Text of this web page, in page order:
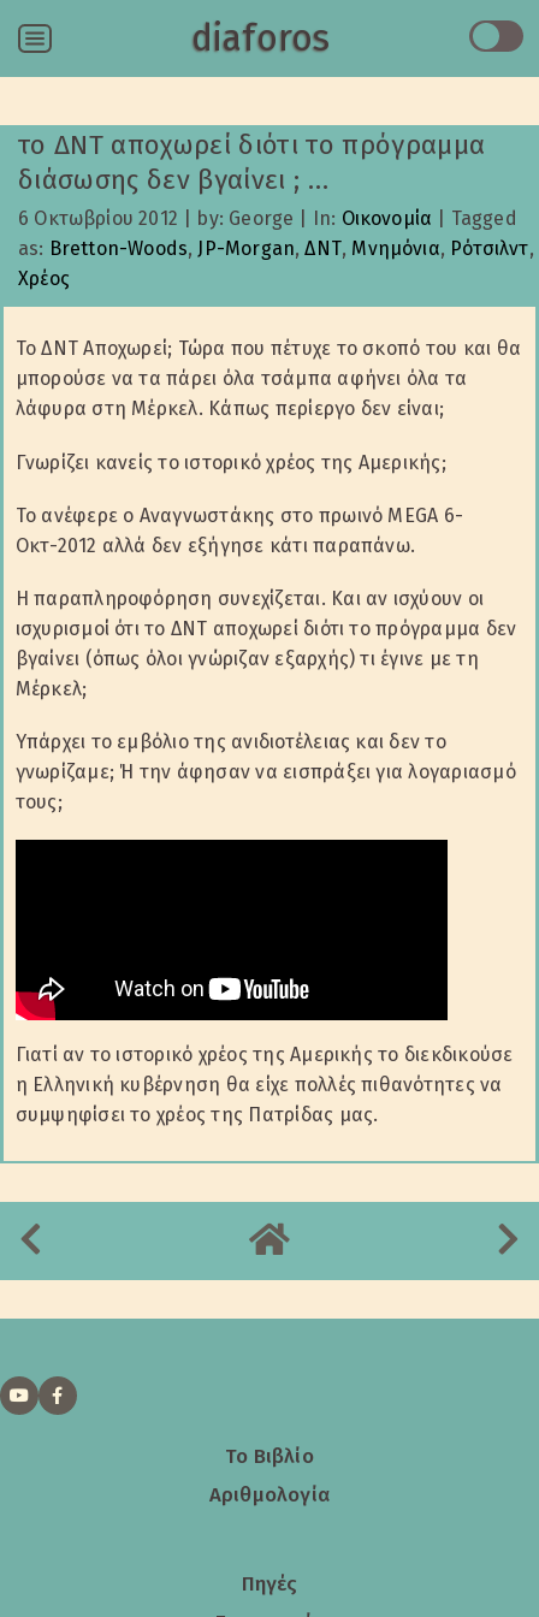
Menu diaforos
το ΔΝΤ αποχωρεί διότι το πρόγραμμα
διάσωσης δεν βγαίνει ; …
6 Οκτωβρίου 2012 by: George In: Οικονομία
Tagged
as: Bretton-Woods, JP-Morgan,ΔΝΤ, Μνημόνια, Ρότσιλντ,
Χρέος
Το ΔΝΤ Αποχωρεί; Τώρα που πέτυχε το σκοπό του και θα
μπορούσε να τα πάρει όλα τσάμπα αφήνει όλα τα
λάφυρα στη Μέρκελ. Κάπως περίεργο δεν είναι;
Γνωρίζει κανείς το ιστορικό χρέος της Αμερικής;
Το ανέφερε ο Αναγνωστάκης στο πρωινό MEGA 6-
Οκτ-2012 αλλά δεν εξήγησε κάτι παραπάνω.
Η παραπληροφόρηση συνεχίζεται. Και αν ισχύουν οι
ισχυρισμοί ότι το ΔΝΤ αποχωρεί διότι το πρόγραμμα δεν
βγαίνει (όπως όλοι γνώριζαν εξαρχής) τι έγινε με τη
Μέρκελ;
Υπάρχει το εμβόλιο της ανιδιοτέλειας και δεν το
γνωρίζαμε; Ή την άφησαν να εισπράξει για λογαριασμό
τους;
Γιατί αν το ιστορικό χρέος της Αμερικής το διεκδικούσε
η Ελληνική κυβέρνηση θα είχε πολλές πιθανότητες να
συμψηφίσει το χρέος της Πατρίδας μας.
Το Βιβλίο
Αριθμολογία
Πηγές